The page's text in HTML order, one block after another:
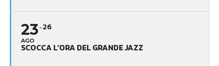
23
AGO
26
SCOCCA L’ORA DEL GRANDE JAZZ